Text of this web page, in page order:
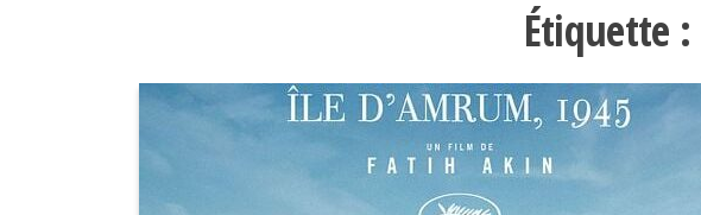
Étiquette :